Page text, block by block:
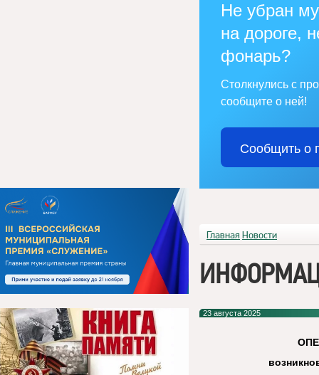
Не убран
на дороге,
фонарь?
Столкнулись с
сообщите о ней!
Сообщить о
Главная Новости
23 августа 2025